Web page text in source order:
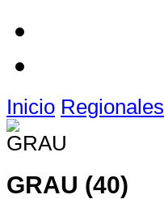
Inicio Regionales
GRAU (40)